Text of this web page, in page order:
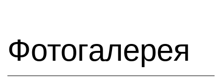
Фотогалерея